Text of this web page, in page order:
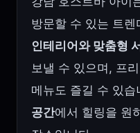
방문할 수 있는 트
인테리어와 맞춤형
보낼 수 있으며, 프
메뉴도 즐길 수 있습
공간에서 힐링을 원